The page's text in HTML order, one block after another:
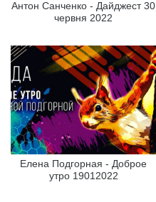
Антон Санченко - Дайджест 30
червня 2022
Елена Подгорная - Доброе
утро 19012022